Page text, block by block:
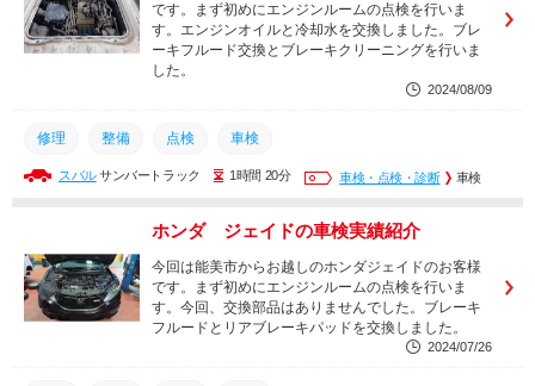
です。まず初めにエンジンルームの点検を行いま
す。エンジンオイルと冷却水を交換しました。ブレ
ーキフルード交換とブレーキクリーニングを行いま
した。
2024/08/09
修理 整備 点検 車検
スバルサンバートラック 1時間 20分 車検・点検・診断 車検
ホンダ ジェイドの車検実績紹介
今回は能美市からお越しのホンダジェイドのお客様
です。まず初めにエンジンルームの点検を行いま
す。今回、交換部品はありませんでした。ブレーキ
フルードとリアブレーキパッドを交換しました。
2024/07/26